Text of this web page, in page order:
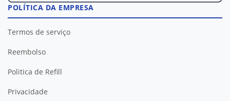
POLÍTICA DA EMPRESA
Termos de serviço
Reembolso
Politica de Refill
Privacidade